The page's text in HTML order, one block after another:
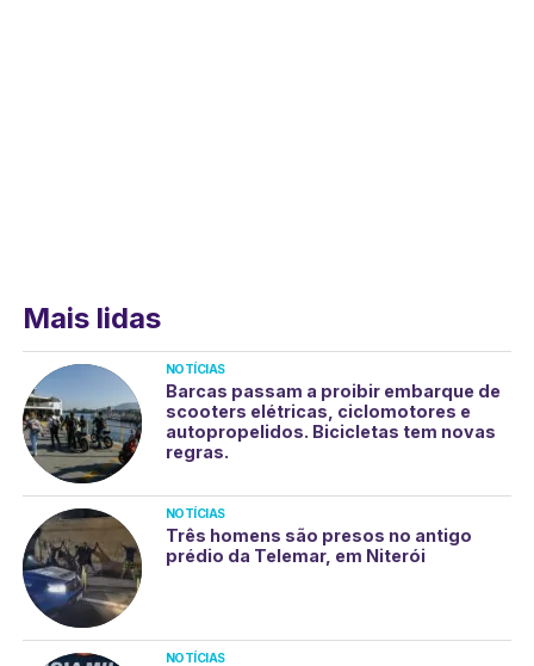
Mais lidas
NOTÍCIAS
Barcas passam a proibir embarque de
scooters elétricas, ciclomotores e
autopropelidos. Bicicletas tem novas
regras.
NOTÍCIAS
Três homens são presos no antigo
prédio da Telemar, em Niterói
NOTÍCIAS